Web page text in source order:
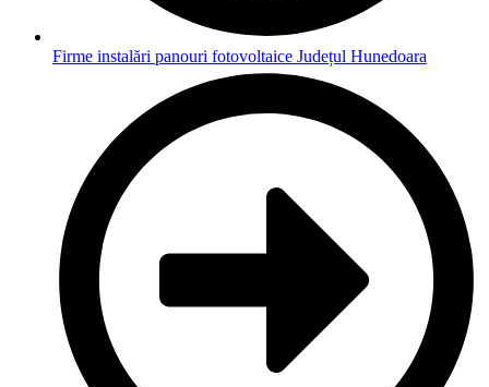
Firme instalări panouri fotovoltaice Județul Hunedoara